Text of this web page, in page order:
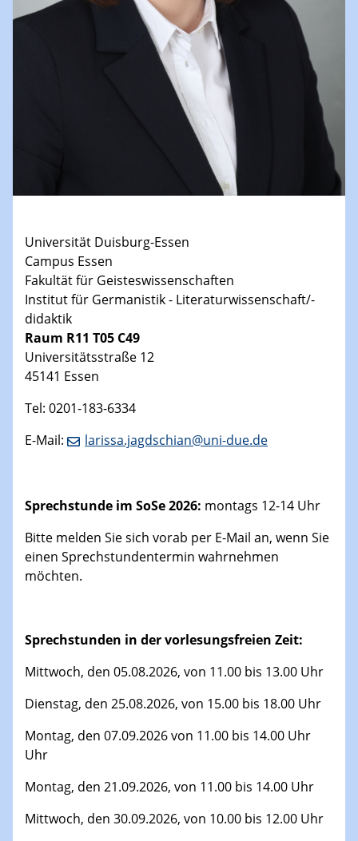
Universität Duisburg-Essen
Campus Essen
Fakultät für Geisteswissenschaften
Institut für Germanistik - Literaturwissenschaft/-
didaktik
Raum R11 T05 C49
Universitätsstraße 12
45141 Essen
Tel: 0201-183-6334
E-Mail:
larissa.jagdschian@uni-due.de
Sprechstunde im SoSe 2026: montags 12-14 Uhr
Bitte melden Sie sich vorab per E-Mail an, wenn Sie
einen Sprechstundentermin wahrnehmen
möchten.
Sprechstunden in der vorlesungsfreien Zeit:
Mittwoch, den 05.08.2026, von 11.00 bis 13.00 Uhr
Dienstag, den 25.08.2026, von 15.00 bis 18.00 Uhr
Montag, den 07.09.2026 von 11.00 bis 14.00 Uhr
Uhr
Montag, den 21.09.2026, von 11.00 bis 14.00 Uhr
Mittwoch, den 30.09.2026, von 10.00 bis 12.00 Uhr